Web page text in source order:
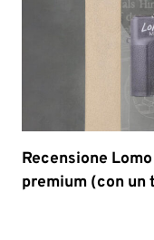
Recensione
premium (con un